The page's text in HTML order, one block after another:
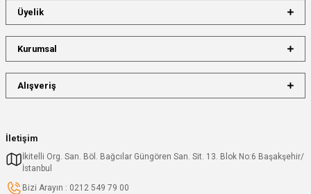
İletişim
İkitelli Org. San. Böl. Bağcılar Güngören San. Sit. 13. Blok No:6 Başakşehir/
İstanbul
Bizi Arayın : 0212 549 79 00
Üyelik
Kurumsal
Alışveriş